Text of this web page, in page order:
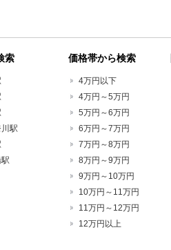
索
駅
価格帯から検索
4万円以下
4万円～5万円
5万円～6万円
6万円～7万円
7万円～8万円
8万円～9万円
9万円～10万円
10万円～11万円
11万円～12万円
12万円以上